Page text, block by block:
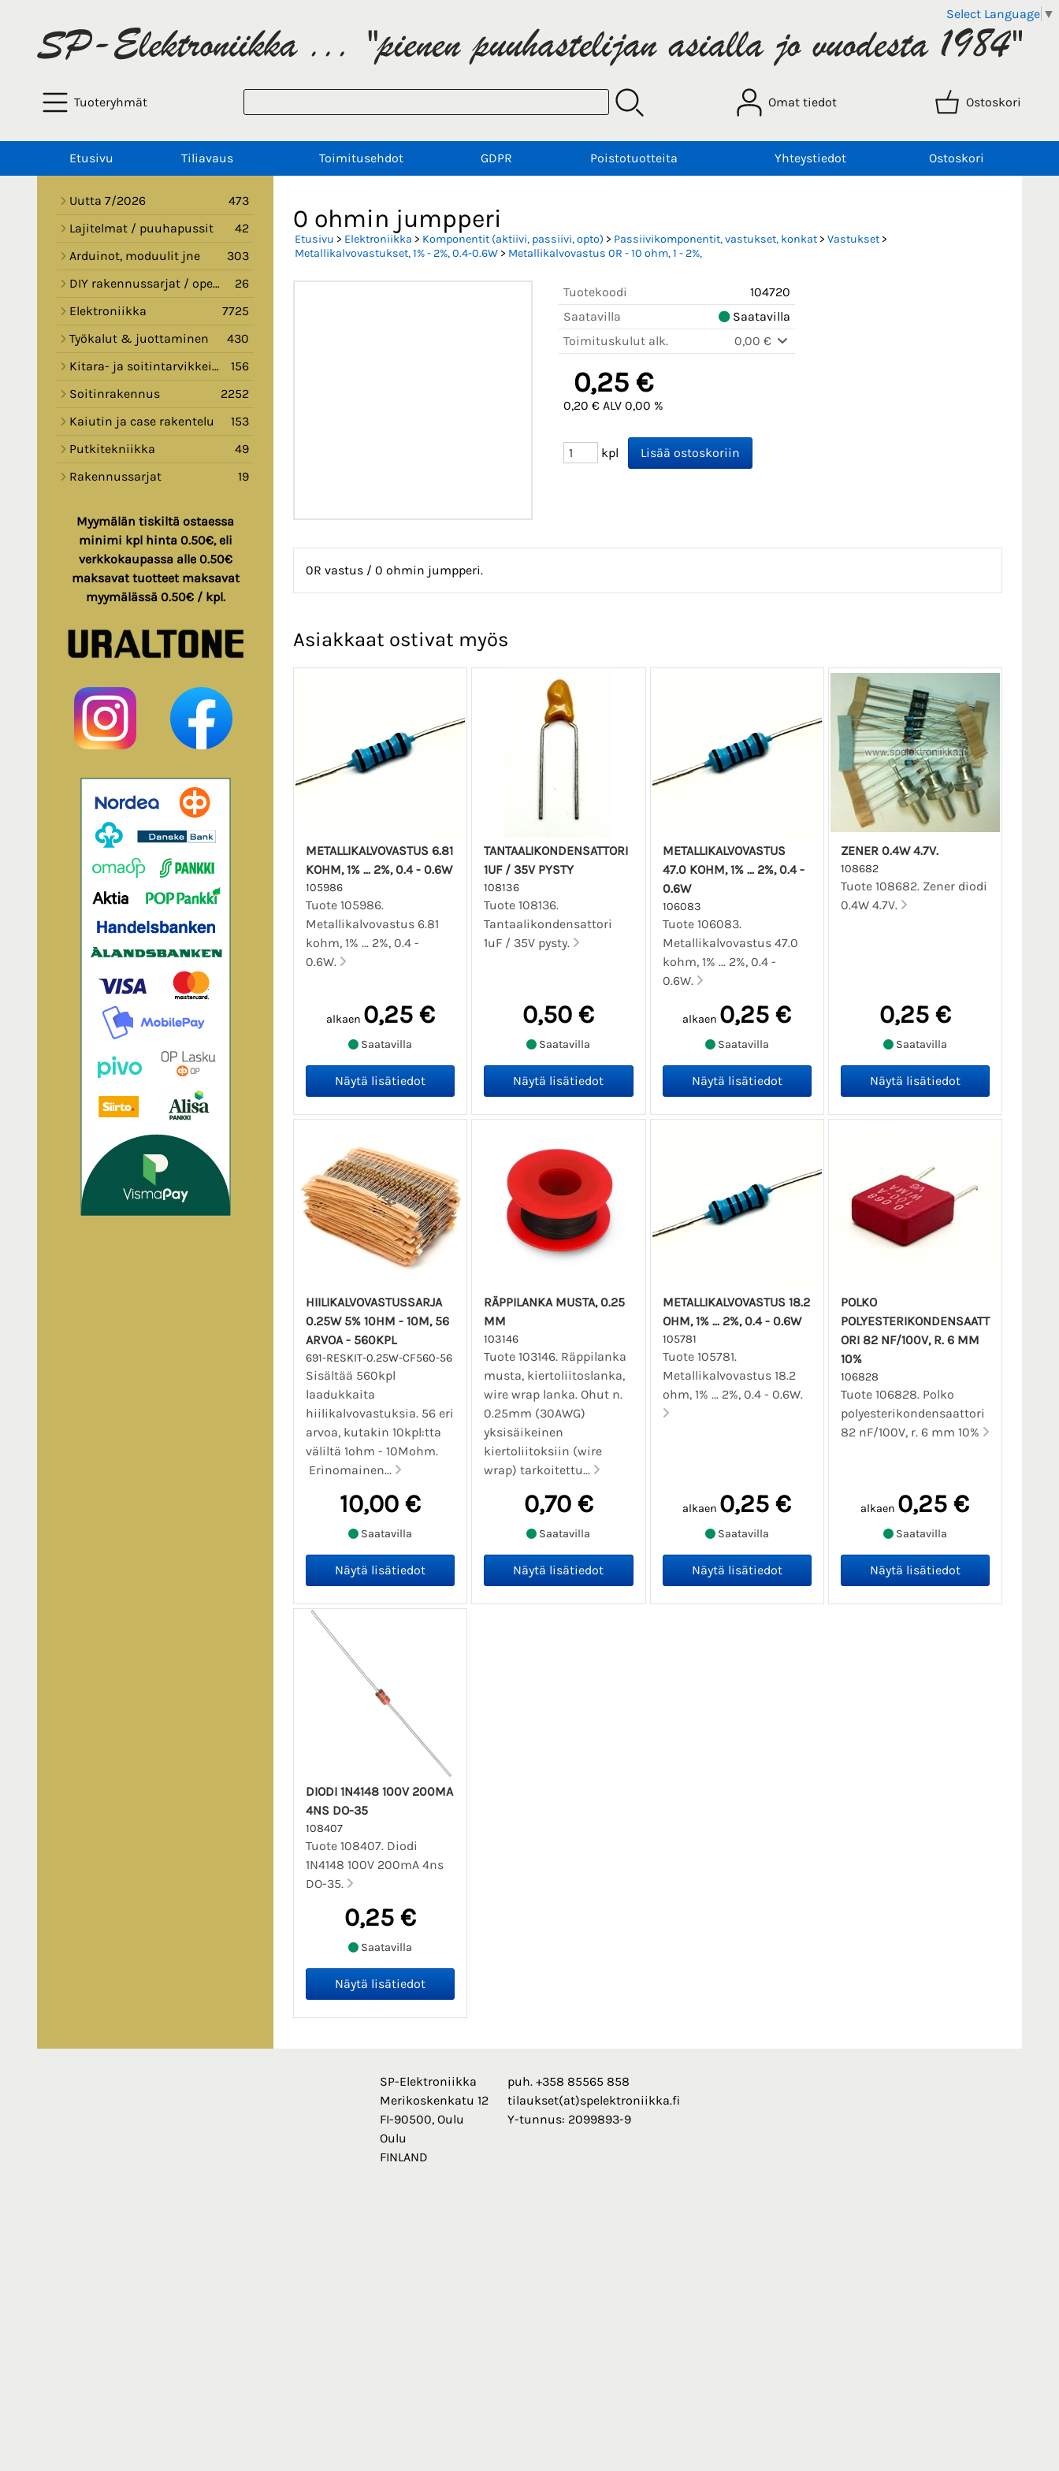
Select Language ▼
Tuoteryhmät Omat tiedot Ostoskori
Etusivu Tiliavaus Toimitusehdot GDPR Poistotuotteita Yhteystiedot Ostoskori
Uutta 7/2026
473
Lajitelmat / puuhapussit
42
Arduinot, moduulit jne
303
DIY rakennussarjat / opetussarjat
26
Elektroniikka
7725
Työkalut & juottaminen
430
Kitara- ja soitintarvikkeita
156
Soitinrakennus
2252
Kaiutin ja case rakentelu
153
Putkitekniikka
49
Rakennussarjat
19
Myymälän tiskiltä ostaessa
minimi kpl hinta 0.50€, eli
verkkokaupassa alle 0.50€
maksavat tuotteet maksavat
myymälässä 0.50€ / kpl.
0 ohmin jumpperi
Etusivu > Elektroniikka > Komponentit (aktiivi, passiivi, opto) > Passiivikomponentit, vastukset, konkat> Vastukset>
Metallikalvovastukset, 1% - 2%, 0.4-0.6W> Metallikalvovastus 0R - 10 ohm, 1 - 2%,
Tuotekoodi
104720
Saatavilla
Saatavilla
Toimituskulut alk.
0,00 €
0,25 €
0,20 € ALV 0,00 %
kpl
0R vastus / 0 ohmin jumpperi.
Asiakkaat ostivat myös
METALLIKALVOVASTUS 6.81
KOHM, 1% ... 2%, 0.4 - 0.6W
105986
Tuote 105986.
Metallikalvovastus 6.81
kohm, 1% ... 2%, 0.4 -
0.6W.
alkaen 0,25 €
Saatavilla
TANTAALIKONDENSATTORI
1UF / 35V PYSTY
108136
Tuote 108136.
Tantaalikondensattori
1uF / 35V pysty.
0,50 €
Saatavilla
METALLIKALVOVASTUS
47.0 KOHM, 1% ... 2%, 0.4 -
0.6W
106083
Tuote 106083.
Metallikalvovastus 47.0
kohm, 1% ... 2%, 0.4 -
0.6W.
alkaen 0,25 €
Saatavilla
ZENER 0.4W 4.7V.
108682
Tuote 108682. Zener diodi
0.4W 4.7V.
0,25 €
Saatavilla
HIILIKALVOVASTUSSARJA
0.25W 5% 10HM - 10M, 56
ARVOA - 560KPL
691-RESKIT-0.25W-CF560-56
Sisältää 560kpl
laadukkaita
hiilikalvovastuksia. 56 eri
arvoa, kutakin 10kpl:tta
väliltä 1ohm - 10Mohm.
Erinomainen...
10,00 €
Saatavilla
RÄPPILANKA MUSTA, 0.25
MM
103146
Tuote 103146. Räppilanka
musta, kiertoliitoslanka,
wire wrap lanka. Ohut n.
0.25mm (30AWG)
yksisäikeinen
kiertoliitoksiin (wire
wrap) tarkoitettu...
0,70 €
Saatavilla
METALLIKALVOVASTUS 18.2
OHM, 1% ... 2%, 0.4 - 0.6W
105781
Tuote 105781.
Metallikalvovastus 18.2
ohm, 1% ... 2%, 0.4 - 0.6W.
alkaen 0,25 €
Saatavilla
POLKO
POLYESTERIKONDENSAATT
ORI 82 NF/100V, R. 6 MM
10%
106828
Tuote 106828. Polko
polyesterikondensaattori
82 nF/100V, r. 6 mm 10%
alkaen 0,25 €
Saatavilla
DIODI 1N4148 100V 200MA
4NS DO-35
108407
Tuote 108407. Diodi
1N4148 100V 200mA 4ns
DO-35.
0,25 €
Saatavilla
SP-Elektroniikka
Merikoskenkatu 12
FI-90500, Oulu
Oulu
FINLAND
puh. +358 85565 858
tilaukset(at)spelektroniikka.fi
Y-tunnus: 2099893-9